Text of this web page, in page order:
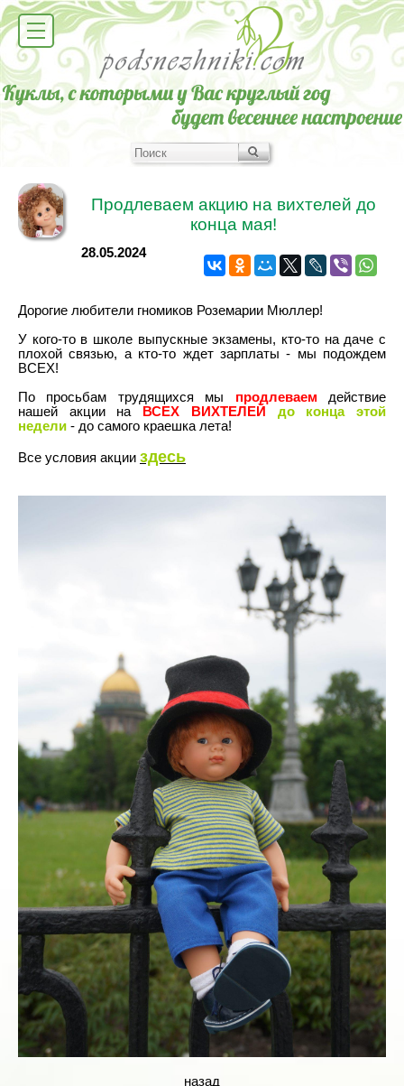
Продлеваем акцию на вихтелей до
конца мая!
28.05.2024
Дорогие любители гномиков Роземарии Мюллер!
У кого-то в школе выпускные экзамены, кто-то на даче с
плохой связью, а кто-то ждет зарплаты - мы подождем
ВСЕХ!
По просьбам трудящихся мы продлеваем действие
нашей акции на
ВСЕХ ВИХТЕЛЕЙ
до конца этой
недели - до самого краешка лета!
Все условия акции здесь
назад